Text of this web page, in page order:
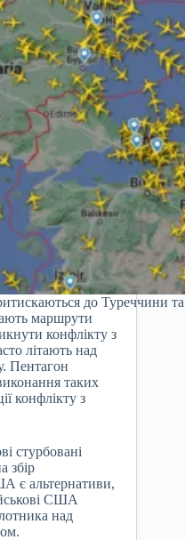
до Туреччини
маршрути
конфлікту з
літають над
Пентагон
таких
конфлікту з
стурбовані
збір
є альтернативи,
США
над